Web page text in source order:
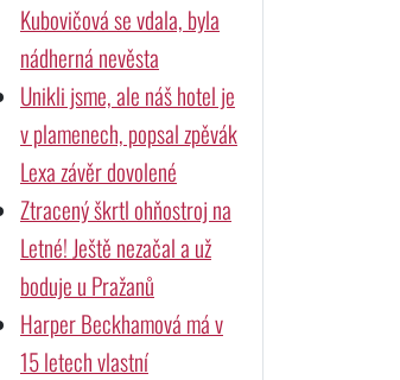
Kubovičová se vdala, byla
nádherná nevěsta
Unikli jsme, ale náš hotel je
v plamenech, popsal zpěvák
Lexa závěr dovolené
Ztracený škrtl ohňostroj na
Letné! Ještě nezačal a už
boduje u Pražanů
Harper Beckhamová má v
15 letech vlastní